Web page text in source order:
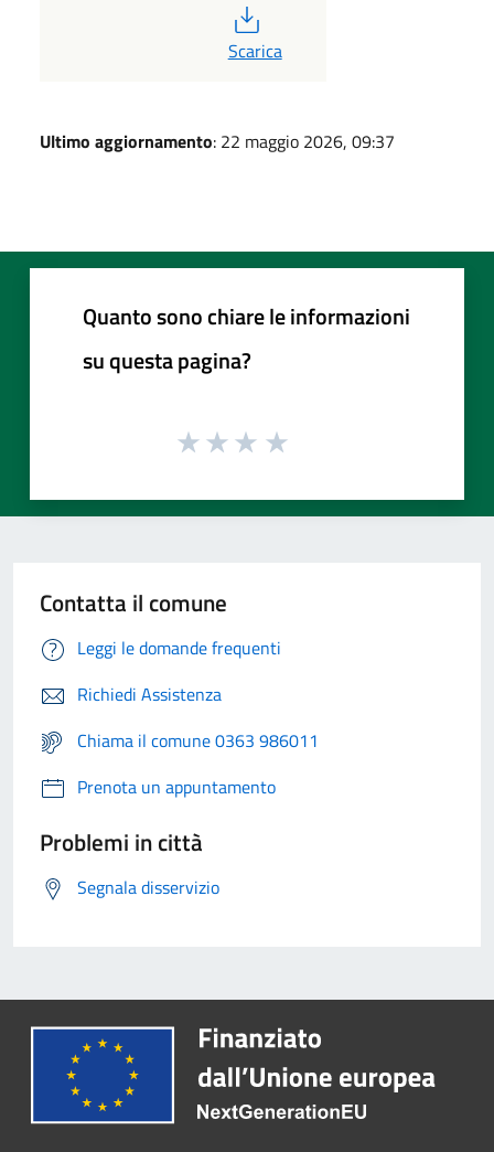
PDF
Scarica
Ultimo aggiornamento: 22 maggio 2026, 09:37
Quanto sono chiare le informazioni
su questa pagina?
Contatta il comune
Leggi le domande frequenti
Richiedi Assistenza
Chiama il comune 0363 986011
Prenota un appuntamento
Problemi in città
Segnala disservizio